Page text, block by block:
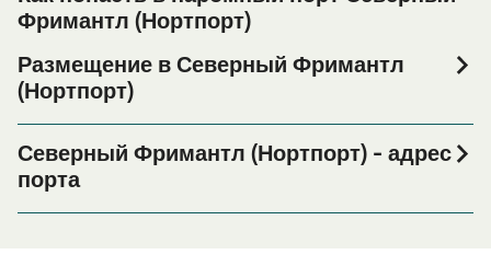
Фримантл (Нортпорт)
Размещение в Северный Фримантл
(Нортпорт)
Фримантл (Нортпорт) или его окрестностях перед или
после вашей поездки, или если вы ищете вариант
проживания на весь период поездки, пожалуйста,
Северный Фримантл (Нортпорт) - адрес
порта